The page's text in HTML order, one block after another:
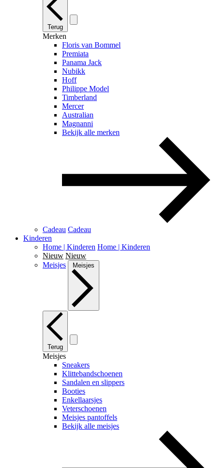
Terug
Merken
Floris van Bommel
Premiata
Panama Jack
Nubikk
Hoff
Philippe Model
Timberland
Mercer
Australian
Magnanni
Bekijk alle merken
Cadeau Cadeau
Kinderen
Home | Kinderen Home | Kinderen
Nieuw Nieuw
Meisjes
Meisjes
Terug
Meisjes
Sneakers
Klittebandschoenen
Sandalen en slippers
Booties
Enkellaarsjes
Veterschoenen
Meisjes pantoffels
Bekijk alle meisjes